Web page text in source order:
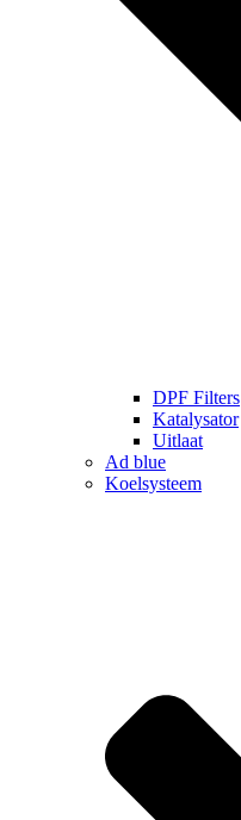
DPF Filters
Katalysator
Uitlaat
Ad blue
Koelsysteem